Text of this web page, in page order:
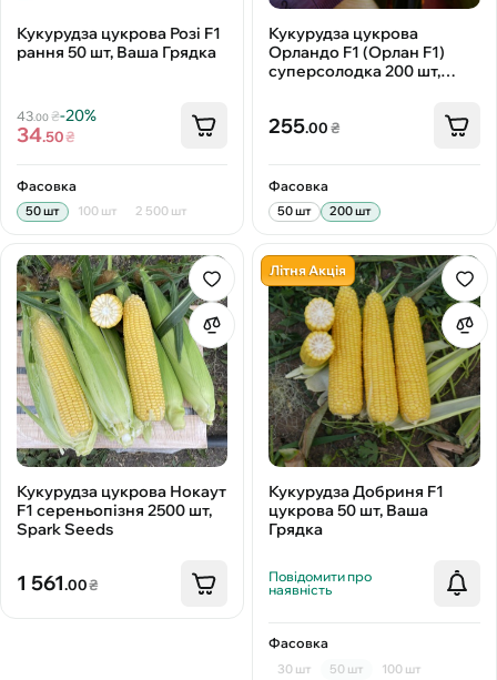
Кукурудза цукрова Розі F1
рання 50 шт, Ваша Грядка
43.00₴-20%
34.50₴
Фасовка
50 шт 100 шт 2 500 шт
Кукурудза цукрова
Орландо F1 (Орлан F1)
суперсолодка 200 шт,
255.00₴
Фасовка
50 шт 200 шт
Кукурудза цукрова Нокаут
F1 сереньопізня 2500 шт,
Spark Seeds
1 561.00₴
Літня Акція
Кукурудза Добриня F1
цукрова 50 шт, Ваша
Грядка
Повідомити про
наявність
Фасовка
30 шт 50 шт
100 шт